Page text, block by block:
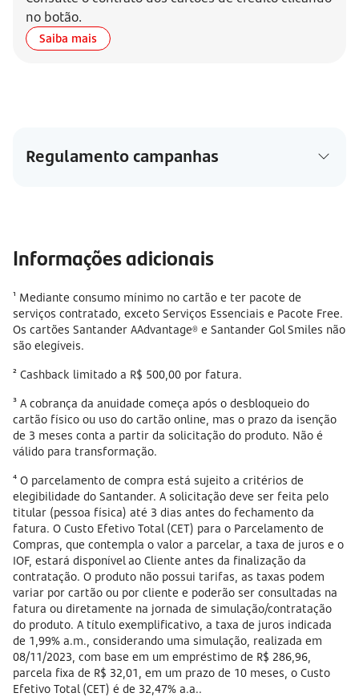
no botão.
Saiba mais
Regulamento campanhas
Informações adicionais
¹ Mediante consumo mínimo no cartão e ter pacote de
serviços contratado, exceto Serviços Essenciais e Pacote Free.
Os cartões Santander AAdvantage® e Santander Gol Smiles não
são elegíveis.
² Cashback limitado a R$ 500,00 por fatura.
³ A cobrança da anuidade começa após o desbloqueio do
cartão físico ou uso do cartão online, mas o prazo da isenção
de 3 meses conta a partir da solicitação do produto. Não é
válido para transformação.
⁴ O parcelamento de compra está sujeito a critérios de
elegibilidade do Santander. A solicitação deve ser feita pelo
titular (pessoa física) até 3 dias antes do fechamento da
fatura. O Custo Efetivo Total (CET) para o Parcelamento de
Compras, que contempla o valor a parcelar, a taxa de juros e o
IOF, estará disponível ao Cliente antes da finalização da
contratação. O produto não possui tarifas, as taxas podem
variar por cartão ou por cliente e poderão ser consultadas na
fatura ou diretamente na jornada de simulação/contratação
do produto. A título exemplificativo, a taxa de juros indicada
de 1,99% a.m., considerando uma simulação, realizada em
08/11/2023, com base em um empréstimo de R$ 286,96,
parcela fixa de R$ 32,01, em um prazo de 10 meses, o Custo
Efetivo Total (CET) é de 32,47% a.a..